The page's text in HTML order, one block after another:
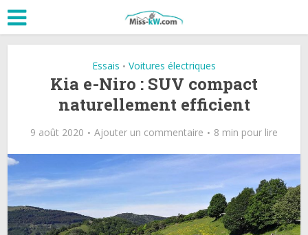
Essais • Voitures électriques
Kia e-Niro : SUV compact
naturellement efficient
9 août 2020 Ajouter un commentaire 8 min pour lire